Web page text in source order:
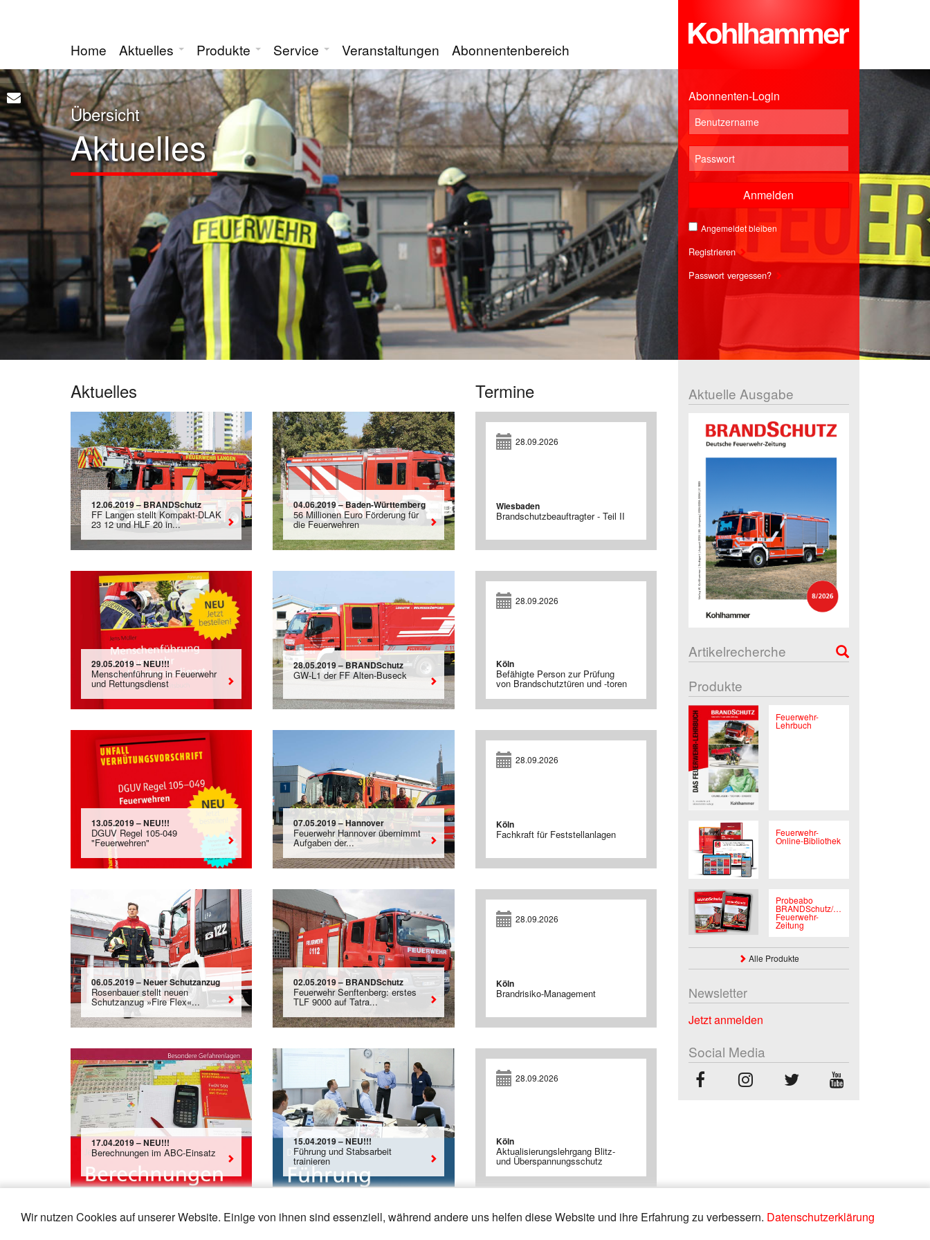
Wir nutzen Cookies auf unserer Website. Einige von ihnen sind essenziell, während andere uns helfen diese Website und ihre Erfahrung zu verbessern. Datenschutzerklärung
Home Aktuelles Produkte Service Veranstaltungen Abonnentenbereich
Übersicht
Aktuelles
Abonnenten-Login
Anmelden
Angemeldet bleiben
Registrieren
Passwort vergessen?
Aktuelles
12.06.2019 – BRANDSchutz
FF Langen stellt Kompakt-DLAK
23 12 und HLF 20 in...
04.06.2019 – Baden-Württemberg
56 Millionen Euro Förderung für
die Feuerwehren
29.05.2019 – NEU!!!
Menschenführung in Feuerwehr
und Rettungsdienst
28.05.2019 – BRANDSchutz
GW-L1 der FF Alten-Buseck
13.05.2019 – NEU!!!
DGUV Regel 105-049
"Feuerwehren"
07.05.2019 – Hannover
Feuerwehr Hannover übernimmt
Aufgaben der...
06.05.2019 – Neuer Schutzanzug
Rosenbauer stellt neuen
Schutzanzug »Fire Flex«...
02.05.2019 – BRANDSchutz
Feuerwehr Senftenberg: erstes
TLF 9000 auf Tatra...
17.04.2019 – NEU!!!
Berechnungen im ABC-Einsatz
15.04.2019 – NEU!!!
Führung und Stabsarbeit
trainieren
Termine
28.09.2026
Wiesbaden
Brandschutzbeauftragter - Teil II
28.09.2026
Köln
Befähigte Person zur Prüfung
von Brandschutztüren und -toren
28.09.2026
Köln
Fachkraft für Feststellanlagen
28.09.2026
Köln
Brandrisiko-Management
28.09.2026
Köln
Aktualisierungslehrgang Blitz-
und Überspannungsschutz
Aktuelle Ausgabe
Artikelrecherche
Produkte
Feuerwehr-
Lehrbuch
Feuerwehr-
Online-Bibliothek
Probeabo
BRANDSchutz/Deutsche
Feuerwehr-
Zeitung
Alle Produkte
Newsletter
Jetzt anmelden
Social Media